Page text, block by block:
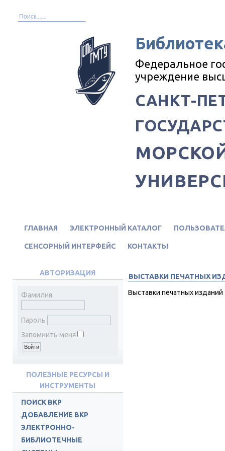
Федеральное
учреждение
САНКТ-
ГЛАВНАЯ ЭЛЕКТРОННЫЙ КАТАЛОГ
СЕНСОРНЫЙ ИНТЕРФЕЙС КОНТАКТЫ
АВТОРИЗАЦИЯ
Фамилия
Пароль
Запомнить меня
ПОЛЕЗНЫЕ РЕСУРСЫ И
ИНСТРУМЕНТЫ
ПОИСК ВКР
ДОБАВЛЕНИЕ ВКР
ЭЛЕКТРОННО-
БИБЛИОТЕЧНЫЕ
ВЫСТАВКИ ПЕЧАТНЫХ
Выставки печатных изданий